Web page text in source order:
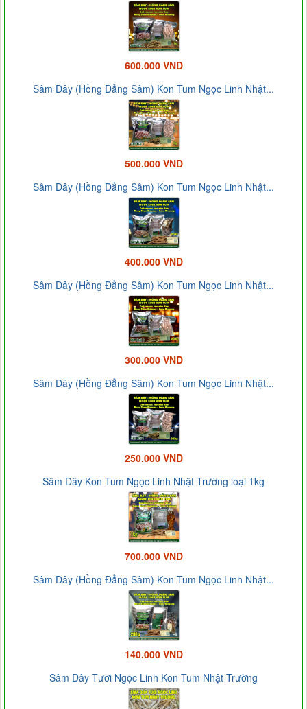
600.000 VND
Sâm Dây (Hồng Đẳng Sâm) Kon Tum Ngọc Linh Nhật...
500.000 VND
Sâm Dây (Hồng Đẳng Sâm) Kon Tum Ngọc Linh Nhật...
400.000 VND
Sâm Dây (Hồng Đẳng Sâm) Kon Tum Ngọc Linh Nhật...
300.000 VND
Sâm Dây (Hồng Đẳng Sâm) Kon Tum Ngọc Linh Nhật...
250.000 VND
Sâm Dây Kon Tum Ngọc Linh Nhật Trường loại 1kg
700.000 VND
Sâm Dây (Hồng Đẳng Sâm) Kon Tum Ngọc Linh Nhật...
140.000 VND
Sâm Dây Tươi Ngọc Linh Kon Tum Nhật Trường